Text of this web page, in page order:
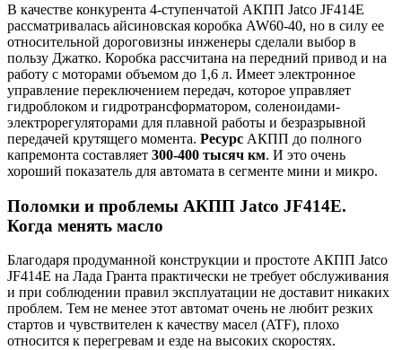
В качестве конкурента 4-ступенчатой АКПП Jatco JF414E
рассматривалась айсиновская коробка AW60-40, но в силу ее
относительной дороговизны инженеры сделали выбор в
пользу Джатко. Коробка рассчитана на передний привод и на
работу с моторами объемом до 1,6 л. Имеет электронное
управление переключением передач, которое управляет
гидроблоком и гидротрансформатором, соленоидами-
электрорегуляторами для плавной работы и безразрывной
передачей крутящего момента. Ресурс АКПП до полного
капремонта составляет 300-400 тысяч км. И это очень
хороший показатель для автомата в сегменте мини и микро.
Поломки и проблемы АКПП Jatco JF414E.
Когда менять масло
Благодаря продуманной конструкции и простоте АКПП Jatco
JF414E на Лада Гранта практически не требует обслуживания
и при соблюдении правил эксплуатации не доставит никаких
проблем. Тем не менее этот автомат очень не любит резких
стартов и чувствителен к качеству масел (ATF), плохо
относится к перегревам и езде на высоких скоростях.